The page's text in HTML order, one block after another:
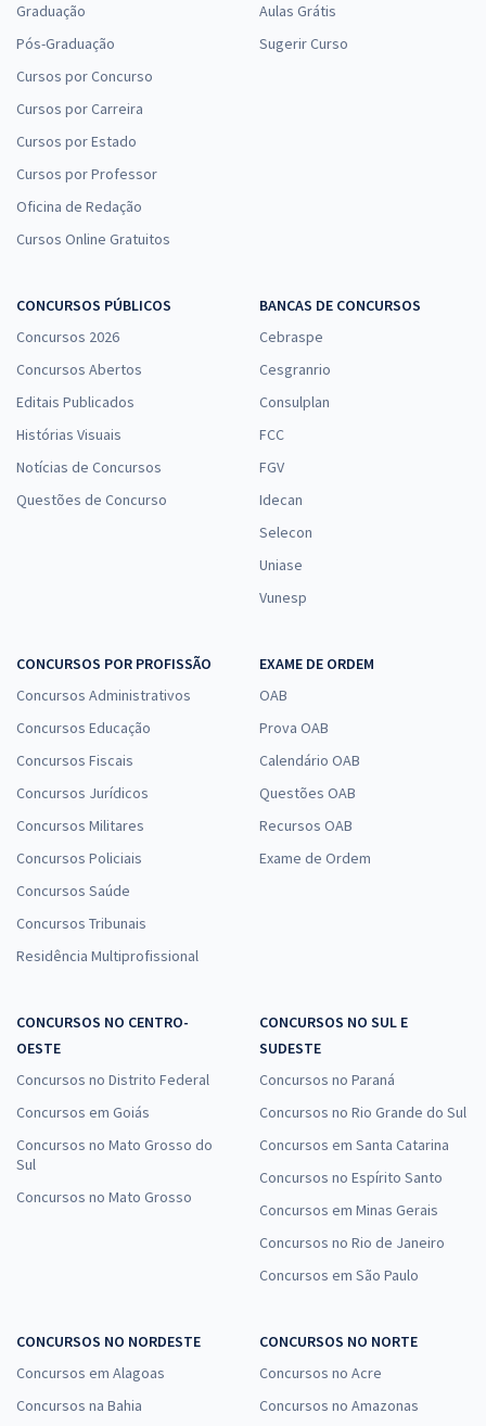
Graduação
Pós-Graduação
Cursos por Concurso
Cursos por Carreira
Cursos por Estado
Cursos por Professor
Oficina de Redação
Cursos Online Gratuitos
Aulas Grátis
Sugerir Curso
CONCURSOS PÚBLICOS
Concursos 2026
Concursos Abertos
Editais Publicados
Histórias Visuais
Notícias de Concursos
Questões de Concurso
BANCAS DE CONCURSOS
Cebraspe
Cesgranrio
Consulplan
FCC
FGV
Idecan
Selecon
Uniase
Vunesp
CONCURSOS POR PROFISSÃO
Concursos Administrativos
Concursos Educação
Concursos Fiscais
Concursos Jurídicos
Concursos Militares
Concursos Policiais
Concursos Saúde
Concursos Tribunais
Residência Multiprofissional
EXAME DE ORDEM
OAB
Prova OAB
Calendário OAB
Questões OAB
Recursos OAB
Exame de Ordem
CONCURSOS NO CENTRO-
OESTE
Concursos no Distrito Federal
Concursos em Goiás
Concursos no Mato Grosso do
Sul
Concursos no Mato Grosso
CONCURSOS NO SUL E
SUDESTE
Concursos no Paraná
Concursos no Rio Grande do Sul
Concursos em Santa Catarina
Concursos no Espírito Santo
Concursos em Minas Gerais
Concursos no Rio de Janeiro
Concursos em São Paulo
CONCURSOS NO NORDESTE
Concursos em Alagoas
Concursos na Bahia
CONCURSOS NO NORTE
Concursos no Acre
Concursos no Amazonas